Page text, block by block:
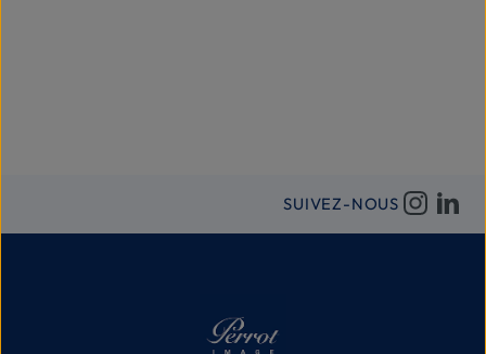
SUIVEZ-NOUS